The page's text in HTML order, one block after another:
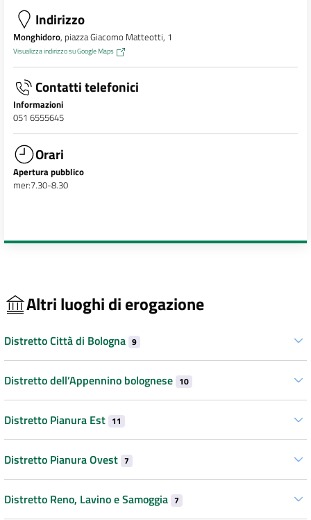
Indirizzo
Monghidoro, piazza Giacomo Matteotti, 1
Visualizza indirizzo su Google Maps
Contatti telefonici
Informazioni
051 6555645
Orari
Apertura pubblico
mer:7.30-8.30
Altri luoghi di erogazione
Distretto Città di Bologna 9
Distretto dell’Appennino bolognese 10
Distretto Pianura Est 11
Distretto Pianura Ovest 7
Distretto Reno, Lavino e Samoggia 7